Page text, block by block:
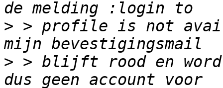
> > profile is not
> > blijft rood en